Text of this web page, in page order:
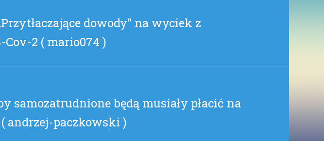
SPRAWA
WHO
dowody” na wyciek z
2 ( mario074 )
samozatrudnione będą musiały płacić na
( andrzej-paczkowski )